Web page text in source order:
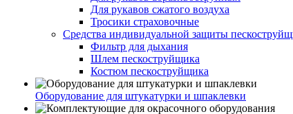
Для рукавов сжатого воздуха
Тросики страховочные
Средства индивидуальной защиты
Фильтр для дыхания
Шлем пескоструйщика
Костюм пескоструйщика
Оборудование для штукатурки и шпаклевки